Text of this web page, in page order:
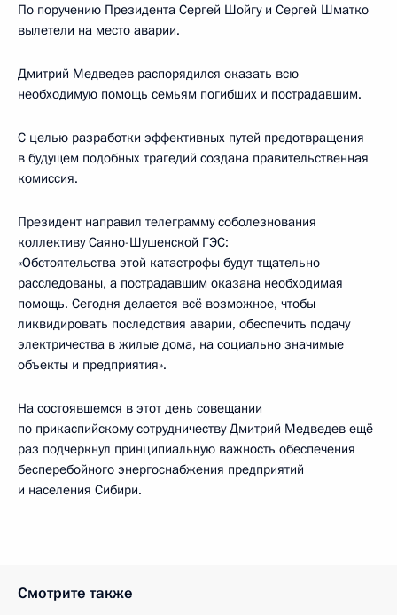
По поручению Президента Сергей Шойгу и Сергей Шматко
вылетели на место аварии.
Дмитрий Медведев распорядился оказать всю
необходимую помощь семьям погибших и пострадавшим.
С целью разработки эффективных путей предотвращения
в будущем подобных трагедий создана правительственная
комиссия.
Президент направил телеграмму соболезнования
коллективу Саяно-Шушенской ГЭС:
«Обстоятельства этой катастрофы будут тщательно
расследованы, а пострадавшим оказана необходимая
помощь. Сегодня делается всё возможное, чтобы
ликвидировать последствия аварии, обеспечить подачу
электричества в жилые дома, на социально значимые
объекты и предприятия».
На состоявшемся в этот день совещании
по прикаспийскому сотрудничеству Дмитрий Медведев ещё
раз подчеркнул принципиальную важность обеспечения
бесперебойного энергоснабжения предприятий
и населения Сибири.
Смотрите также